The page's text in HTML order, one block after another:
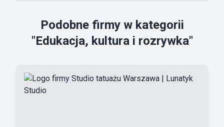
Podobne firmy w kategorii
"Edukacja, kultura i rozrywka"